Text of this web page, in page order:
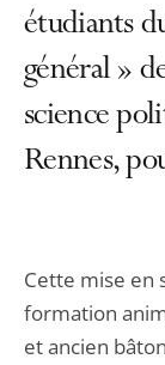
étudiants
général »
science
Rennes,
Cette mise en
formation
et ancien